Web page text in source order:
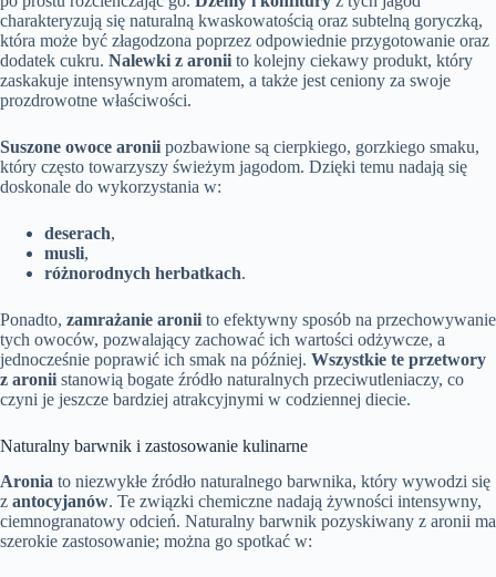
charakteryzują się naturalną kwaskowatością oraz subtelną goryczką,
która może być złagodzona poprzez odpowiednie przygotowanie oraz
dodatek cukru. Nalewki z aronii to kolejny ciekawy produkt, który
zaskakuje intensywnym aromatem, a także jest ceniony za swoje
prozdrowotne właściwości.
Suszone owoce aronii pozbawione są cierpkiego, gorzkiego smaku,
który często towarzyszy świeżym jagodom. Dzięki temu nadają się
doskonale do wykorzystania w:
deserach,
musli,
różnorodnych herbatkach.
Ponadto, zamrażanie aronii to efektywny sposób na przechowywanie
tych owoców, pozwalający zachować ich wartości odżywcze, a
jednocześnie poprawić ich smak na później. Wszystkie te przetwory
z aronii stanowią bogate źródło naturalnych przeciwutleniaczy, co
czyni je jeszcze bardziej atrakcyjnymi w codziennej diecie.
Naturalny barwnik i zastosowanie kulinarne
Aronia to niezwykłe źródło naturalnego barwnika, który wywodzi się
z antocyjanów. Te związki chemiczne nadają żywności intensywny,
ciemnogranatowy odcień. Naturalny barwnik pozyskiwany z aronii ma
szerokie zastosowanie; można go spotkać w: